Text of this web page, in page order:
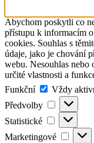
Abychom poskytli co
přístupu k informacím
cookies. Souhlas s
údaje, jako je chování
webu. Nesouhlas
určité vlastnosti a
Funkční
Funkční
Vždy
Předvolby
Předvolby
Statistické Statistické
Marketingové